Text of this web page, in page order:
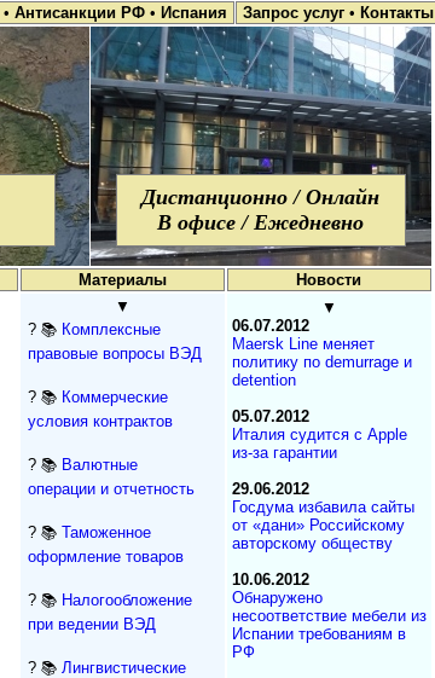
• Антисанкции РФ • Испания Запрос услуг • Контакты
Дистанционно / Онлайн
В офисе / Ежедневно
Материалы Новости
▼
? 📚 Комплексные
правовые вопросы ВЭД
? 📚 Коммерческие
условия контрактов
? 📚 Валютные
операции и отчетность
? 📚 Таможенное
оформление товаров
? 📚 Налогообложение
при ведении ВЭД
? 📚 Лингвистические
▼
06.07.2012
Maersk Line меняет
политику по demurrage и
detention
05.07.2012
Италия судится с Apple
из-за гарантии
29.06.2012
Госдума избавила сайты
от «дани» Российскому
авторскому обществу
10.06.2012
Обнаружено
несоответствие мебели из
Испании требованиям в
РФ